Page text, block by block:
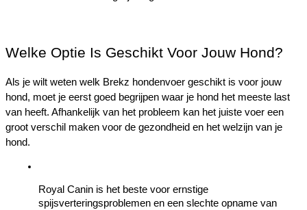
Welke Optie Is Geschikt Voor Jouw Hond?
Als je wilt weten welk Brekz hondenvoer geschikt is voor jouw
hond, moet je eerst goed begrijpen waar je hond het meeste last
van heeft. Afhankelijk van het probleem kan het juiste voer een
groot verschil maken voor de gezondheid en het welzijn van je
hond.
Royal Canin is het beste voor ernstige
spijsverteringsproblemen en een slechte opname van